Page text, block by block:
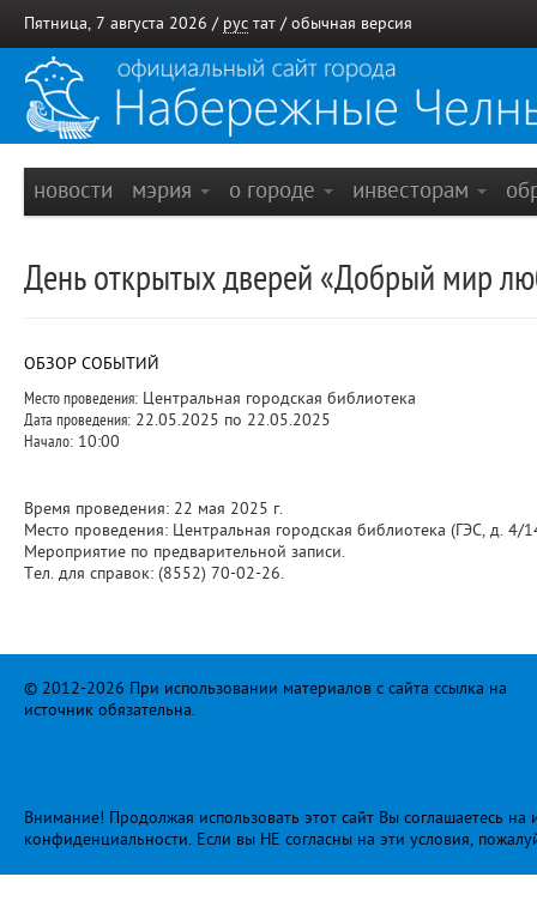
Пятница, 7 августа 2026 / рус тат / обычная версия
новости мэрия о городе инвесторам
День открытых дверей «Добрый мир
ОБЗОР СОБЫТИЙ
Место проведения: Центральная городская библиотека
Дата проведения: 22.05.2025 по 22.05.2025
Начало: 10:00
Время проведения: 22 мая 2025 г.
Место проведения: Центральная городская библиотека (ГЭС, д. 4/
Мероприятие по предварительной записи.
Тел. для справок: (8552) 70-02-26.
© 2012-2026 При использовании материалов с сайта ссылка на
источник обязательна.
Внимание! Продолжая использовать этот сайт Вы соглашаетесь
конфиденциальности. Если вы НЕ согласны на эти условия,